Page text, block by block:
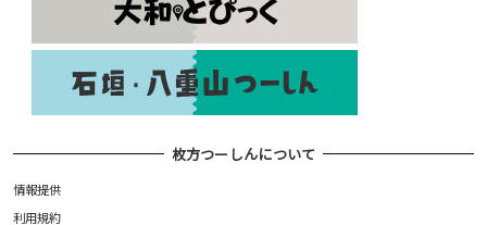
枚方つーしんについて
情報提供
利用規約